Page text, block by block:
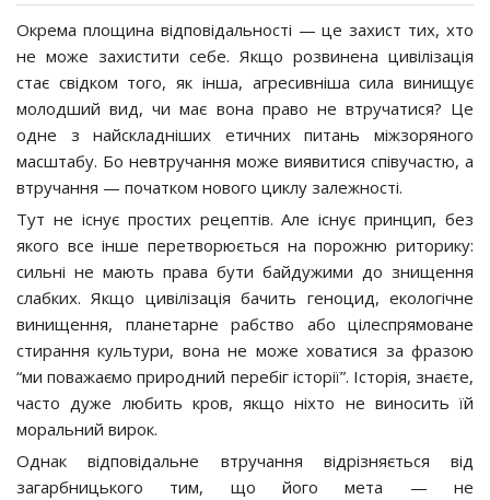
Окрема площина відповідальності — це захист тих, хто
не може захистити себе. Якщо розвинена цивілізація
стає свідком того, як інша, агресивніша сила винищує
молодший вид, чи має вона право не втручатися? Це
одне з найскладніших етичних питань міжзоряного
масштабу. Бо невтручання може виявитися співучастю, а
втручання — початком нового циклу залежності.
Тут не існує простих рецептів. Але існує принцип, без
якого все інше перетворюється на порожню риторику:
сильні не мають права бути байдужими до знищення
слабких. Якщо цивілізація бачить геноцид, екологічне
винищення, планетарне рабство або цілеспрямоване
стирання культури, вона не може ховатися за фразою
“ми поважаємо природний перебіг історії”. Історія, знаєте,
часто дуже любить кров, якщо ніхто не виносить їй
моральний вирок.
Однак відповідальне втручання відрізняється від
загарбницького тим, що його мета — не